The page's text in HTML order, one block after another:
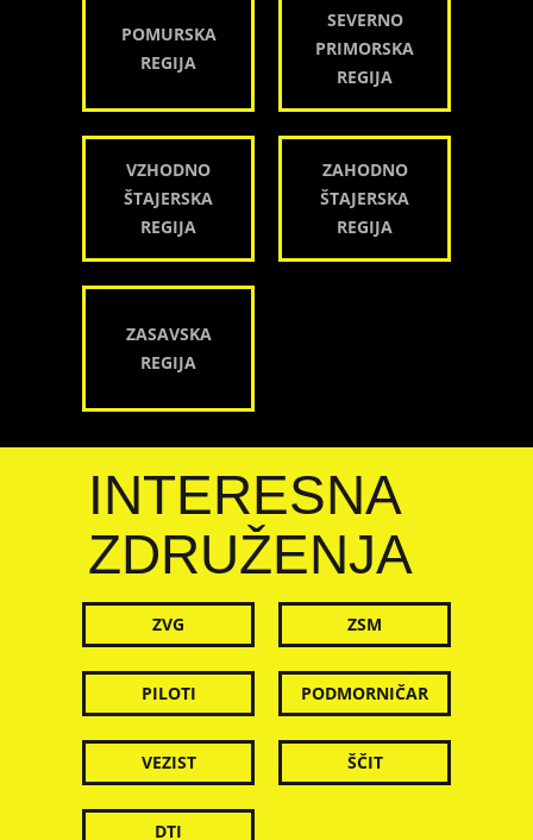
POMURSKA
REGIJA
SEVERNO
PRIMORSKA
REGIJA
VZHODNO
ŠTAJERSKA
REGIJA
ZAHODNO
ŠTAJERSKA
REGIJA
ZASAVSKA
REGIJA
INTERESNA
ZDRUŽENJA
ZVG ZSM
PILOTI PODMORNIČAR
VEZIST ŠČIT
DTI